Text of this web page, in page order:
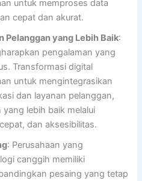
untuk memproses data
cepat dan akurat.
Pelanggan yang Lebih Baik:
pengalaman yang
Transformasi digital
untuk mengintegrasikan
dan layanan pelanggan,
lebih baik melalui
dan aksesibilitas.
: Perusahaan yang
canggih memiliki
pesaing yang tetap